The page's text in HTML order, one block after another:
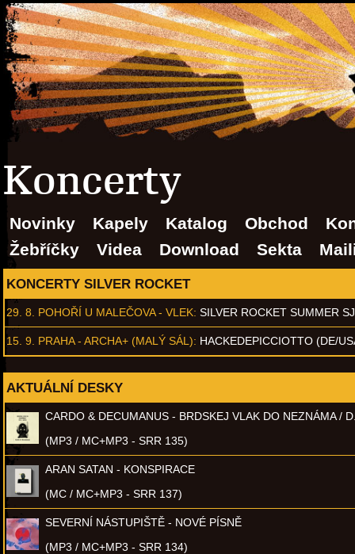
Koncerty
Novinky Kapely Katalog Obchod
Žebříčky
Videa Download Sekta
KONCERTY SILVER ROCKET
29. 8. POHOŘÍ U MALEČOVA - VLEK: SILVER ROCKET SUMMER
15. 9. PRAHA - ARCHA+ (MALÝ SÁL): HACKEDEPICCIOTTO (DE/
AKTUÁLNÍ DESKY
CARDO & DECUMANUS - BRDSKEJ VLAK DO NEZNÁMA /
(MP3 / MC+MP3 - SRR 135)
ARAN SATAN - KONSPIRACE
(MC / MC+MP3 - SRR 137)
SEVERNÍ NÁSTUPIŠTĚ - NOVÉ PÍSNĚ
(MP3 / MC+MP3 - SRR 134)